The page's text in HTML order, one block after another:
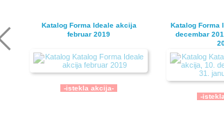
Katalog Forma Ideale akcija
februar 2019
-istekla akcija-
Katalog Forma
decembar
-